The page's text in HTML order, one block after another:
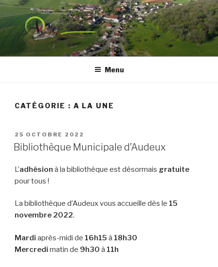
Aller
au
contenu
principal
COMMUNE DE AUDEUX
Menu
CATÉGORIE : A LA UNE
PUBLIÉ
LE
25 OCTOBRE 2022
Bibliothèque Municipale d’Audeux
L’adhésion à la bibliothèque est désormais gratuite
pour tous !
La bibliothèque d’Audeux vous accueille dès le 15
novembre 2022.
Mardi après-midi de 16h15 à 18h30
Mercredi matin de 9h30 à 11h